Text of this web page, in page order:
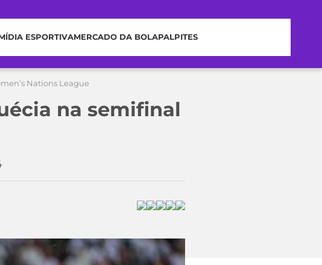
ESPORTIVAMERCADO DA BOLAPALPITES
Nations League
na semifinal